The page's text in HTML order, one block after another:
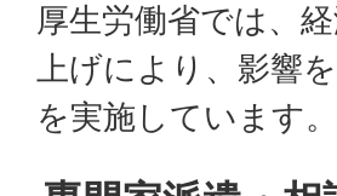
厚生労働省では、
上げにより、影響
を実施しています。